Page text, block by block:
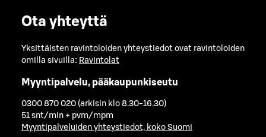
Ota yhteyttä
Yksittäisten ravintoloiden yhteystiedot ovat ravintoloiden
omilla sivuilla: Ravintolat
Myyntipalvelu, pääkaupunkiseutu
0300 870 020 (arkisin klo 8.30-16.30)
51 snt/min + pvm/mpm
Myyntipalveluiden yhteystiedot, koko Suomi